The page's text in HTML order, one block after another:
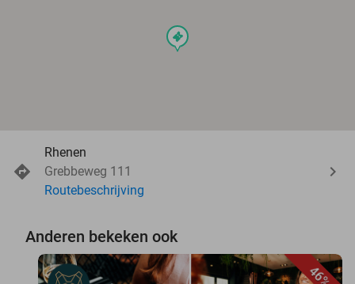
events
Rhenen
Grebbeweg 111
Routebeschrijving
Anderen bekeken ook
46%